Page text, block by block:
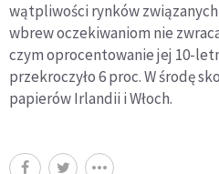
wątpliwości rynków
wbrew oczekiwaniom nie
czym oprocentowanie jej 10-
przekroczyło 6 proc. W środę
papierów Irlandii i Włoch.